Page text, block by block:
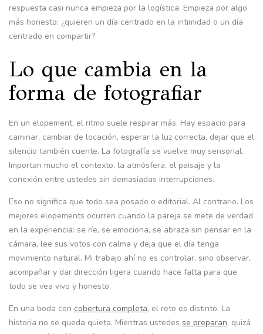
respuesta casi nunca empieza por la logística. Empieza por algo
más honesto: ¿quieren un día centrado en la intimidad o un día
centrado en compartir?
Lo que cambia en la
forma de fotografiar
En un elopement, el ritmo suele respirar más. Hay espacio para
caminar, cambiar de locación, esperar la luz correcta, dejar que el
silencio también cuente. La fotografía se vuelve muy sensorial.
Importan mucho el contexto, la atmósfera, el paisaje y la
conexión entre ustedes sin demasiadas interrupciones.
Eso no significa que todo sea posado o editorial. Al contrario. Los
mejores elopements ocurren cuando la pareja se mete de verdad
en la experiencia: se ríe, se emociona, se abraza sin pensar en la
cámara, lee sus votos con calma y deja que el día tenga
movimiento natural. Mi trabajo ahí no es controlar, sino observar,
acompañar y dar dirección ligera cuando hace falta para que
todo se vea vivo y honesto.
En una boda con cobertura completa, el reto es distinto. La
historia no se queda quieta. Mientras ustedes se preparan, quizá